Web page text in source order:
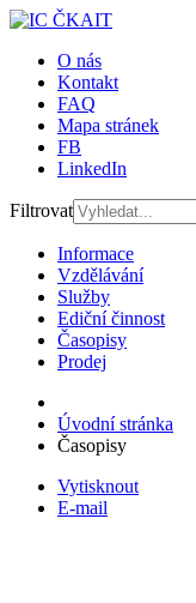
O nás
Kontakt
FAQ
Mapa stránek
FB
LinkedIn
Filtrovat
Informace
Vzdělávání
Služby
Ediční činnost
Časopisy
Prodej
Úvodní stránka
Časopisy
Vytisknout
E-mail